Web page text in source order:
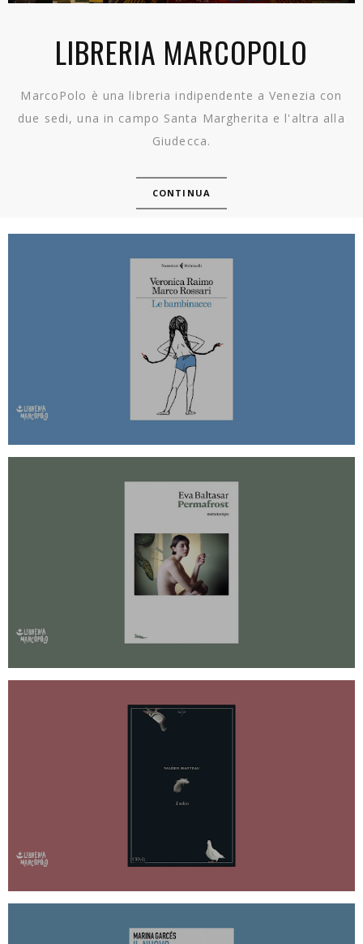
LIBRERIA MARCOPOLO
MarcoPolo è una libreria indipendente a Venezia con
due sedi, una in campo Santa Margherita e l'altra alla
Giudecca.
CONTINUA
LE BAMBINACCE - GIOVEDÌ 31
OTTOBRE ALLE 20
PERMAFROST - MARTEDÌ 22
OTTOBRE ALLE 20
IL SOLCO - LUNEDÌ 21 OTTOBRE ALLE
20